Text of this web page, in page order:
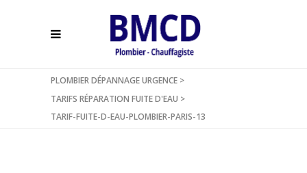
PLOMBIER DÉPANNAGE URGENCE >
TARIFS RÉPARATION FUITE D'EAU >
TARIF-FUITE-D-EAU-PLOMBIER-PARIS-13